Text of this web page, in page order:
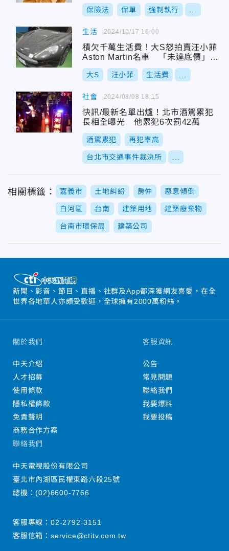
解套
保險法 保單 強制執行
生活
積欠千萬生活費！大S怒拍賣汪小菲
Aston Martin名車 「未達底價」流
標
大S 汪小菲 生活費
2024/10/17 16:00
社會
快訊/最新名單出爐！北市酒駕累犯
長相全曝光 他累犯6次罰42萬
酒駕累犯 再犯率高
台北市交通事件裁決所
2024/08/08 18:15
相關標籤： 嘉義市 土地糾紛 房仲 惡意傾倒
白河區 台南 建築用地 建築廢棄物
台南市環保局 建築公司
新聞、影音、節目、直播、社群及App都深獲網友喜愛，在全
世界各地華人亦頗受歡迎，全球擁有2000萬粉絲。
關於我們
中天介紹
人才招募
使用條款
隱私權條款
免責聲明
商務合作方案
客服資訊
公告
常見問題
聯絡我們
我要爆料
我要投稿
聯絡我們
中天電視股份有限公司
臺北市內湖區民權東路六段25號
總機：(02)6600-7766
客服專線： 02-2792-3151
客服信箱： service@ctitv.com.tw